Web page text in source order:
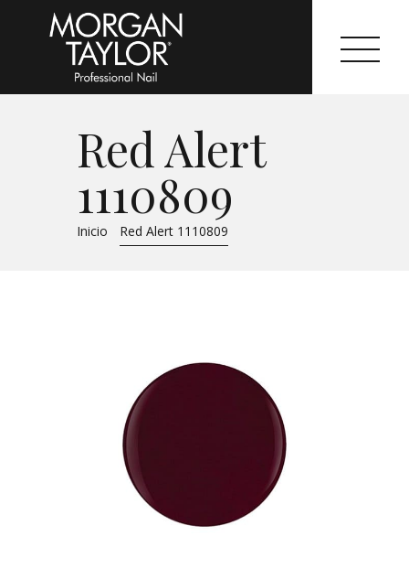
Red Alert
1110809
Inicio Red Alert 1110809
Morgan Taylor®
Sistemas Profesionales
Cartas de Color
Tutoriales
Contacto